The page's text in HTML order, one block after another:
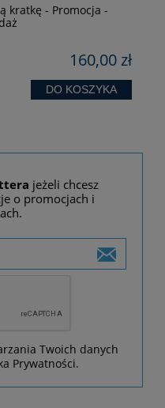
kratkę - Promocja -
160,00 zł
DO KOSZYKA
jeżeli chcesz
o promocjach i
Twoich danych
Prywatności.